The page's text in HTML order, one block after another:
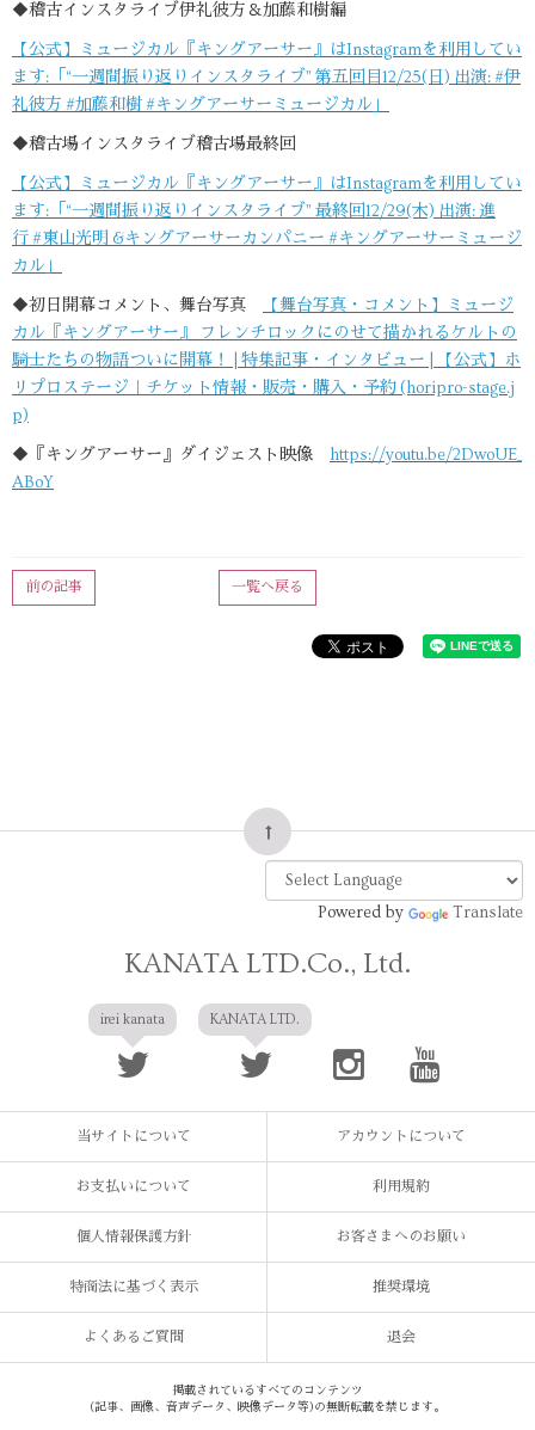
◆稽古インスタライブ伊礼彼方＆加藤和樹編
【公式】ミュージカル『キングアーサー』はInstagramを利用してい
ます:「“一週間振り返りインスタライブ” 第五回目12/25(日) 出演: #伊
礼彼方 #加藤和樹 #キングアーサーミュージカル」
◆稽古場インスタライブ稽古場最終回
【公式】ミュージカル『キングアーサー』はInstagramを利用してい
ます:「“一週間振り返りインスタライブ” 最終回12/29(木) 出演: 進
行 #東山光明 &キングアーサーカンパニー #キングアーサーミュージ
カル」
◆初日開幕コメント、舞台写真
【舞台写真・コメント】ミュージ
カル『キングアーサー』 フレンチロックにのせて描かれるケルトの
騎士たちの物語ついに開幕！ | 特集記事・インタビュー | 【公式】ホ
リプロステージ｜チケット情報・販売・購入・予約 (horipro-stage.j
p)
◆『キングアーサー』ダイジェスト映像
https://youtu.be/2DwoUE_
ABoY
一覧へ戻る
前の記事
Powered by Translate
KANATA LTD.Co., Ltd.
irei kanata KANATA LTD.
当サイトについて アカウントについて
お支払いについて 利用規約
個人情報保護方針 お客さまへのお願い
特商法に基づく表示 推奨環境
よくあるご質問 退会
掲載されているすべてのコンテンツ
(記事、画像、音声データ、映像データ等)の無断転載を禁じます。